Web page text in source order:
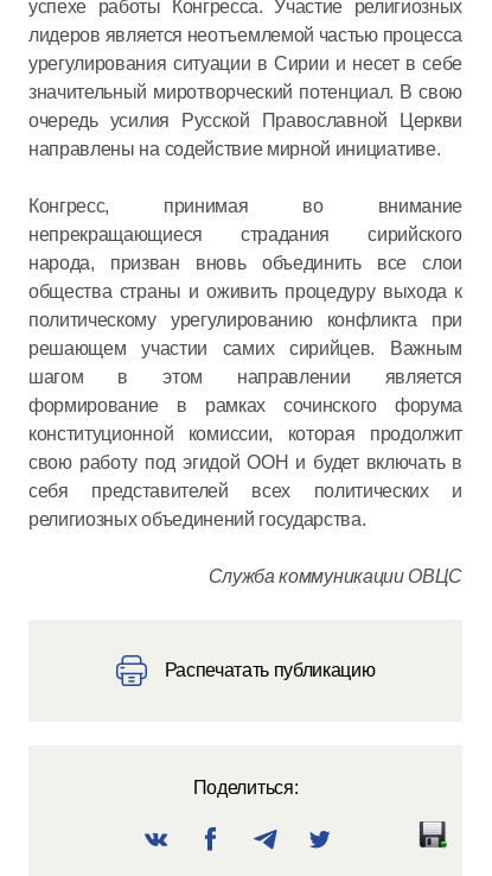
успехе работы Конгресса. Участие религиозных
лидеров является неотъемлемой частью процесса
урегулирования ситуации в Сирии и несет в себе
значительный миротворческий потенциал. В свою
очередь усилия Русской Православной Церкви
направлены на содействие мирной инициативе.
Конгресс, принимая во внимание
непрекращающиеся страдания сирийского
народа, призван вновь объединить все слои
общества страны и оживить процедуру выхода к
политическому урегулированию конфликта при
решающем участии самих сирийцев. Важным
шагом в этом направлении является
формирование в рамках сочинского форума
конституционной комиссии, которая продолжит
свою работу под эгидой ООН и будет включать в
себя представителей всех политических и
религиозных объединений государства.
Служба коммуникации ОВЦС
Распечатать публикацию
Поделиться: